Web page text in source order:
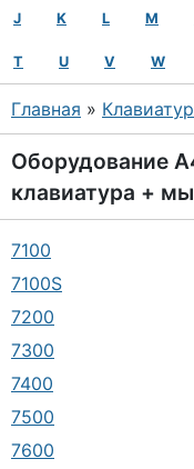
J K L M
T U V W
Главная »
Оборудование
клавиатура +
7100
7100S
7200
7300
7400
7500
7600